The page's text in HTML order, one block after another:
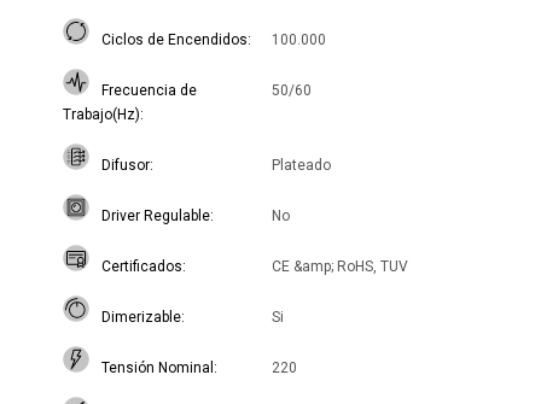
Ciclos de Encendidos 100.000
Frecuencia de
Trabajo(Hz)
50/60
Difusor Plateado
Driver Regulable No
Certificados CE &amp; RoHS, TUV
Dimerizable Si
Tensión Nominal 220